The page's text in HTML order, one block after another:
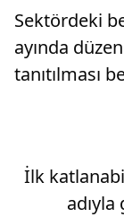
Sektördeki
ayında
tanıtılması
İlk